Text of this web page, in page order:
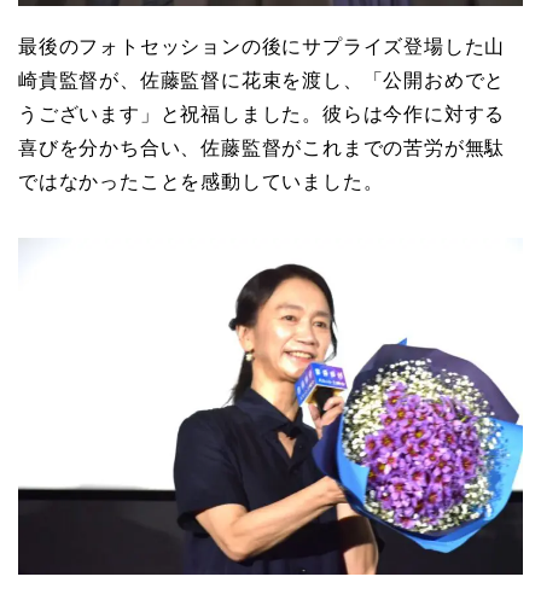
最後のフォトセッションの後にサプライズ登場した山
崎貴監督が、佐藤監督に花束を渡し、「公開おめでと
うございます」と祝福しました。彼らは今作に対する
喜びを分かち合い、佐藤監督がこれまでの苦労が無駄
ではなかったことを感動していました。